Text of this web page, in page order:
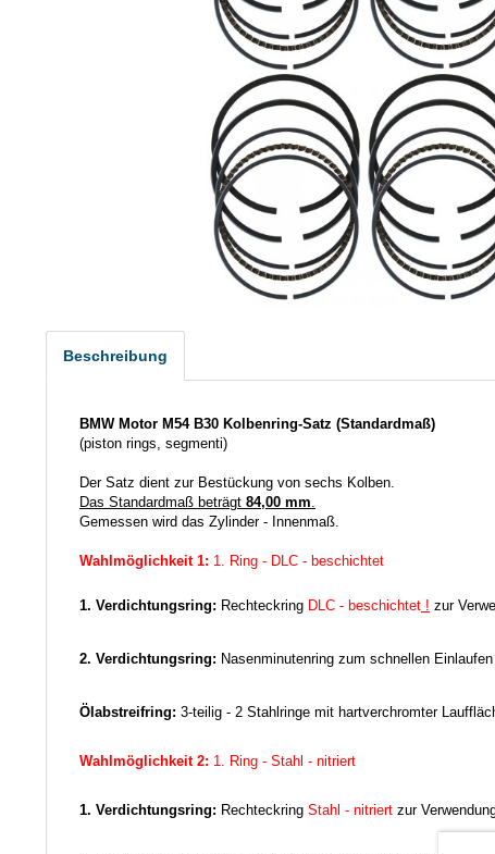
Beschreibung
BMW Motor M54 B30 Kolbenring-Satz (Standardmaß)
(piston rings, segmenti)
Der Satz dient zur Bestückung von sechs Kolben.
Das Standardmaß beträgt 84,00 mm.
Gemessen wird das Zylinder - Innenmaß.
Wahlmöglichkeit 1: 1. Ring - DLC - beschichtet
1. Verdichtungsring: Rechteckring DLC - beschichtet ! zur
2. Verdichtungsring: Nasenminutenring zum schnellen
Ölabstreifring: 3-teilig - 2 Stahlringe mit hartverchromter
Wahlmöglichkeit 2: 1. Ring - Stahl - nitriert
1. Verdichtungsring: Rechteckring Stahl - nitriert zur